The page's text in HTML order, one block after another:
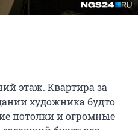
этаж. Квартира за
художника будто
потолки и огромные